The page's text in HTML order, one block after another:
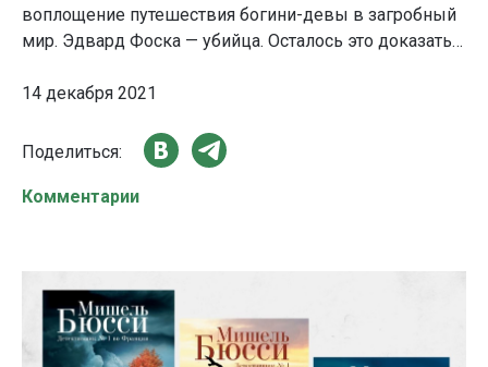
воплощение путешествия богини-девы в загробный
мир. Эдвард Фоска — убийца. Осталось это доказать…
14 декабря 2021
Поделиться:
Комментарии